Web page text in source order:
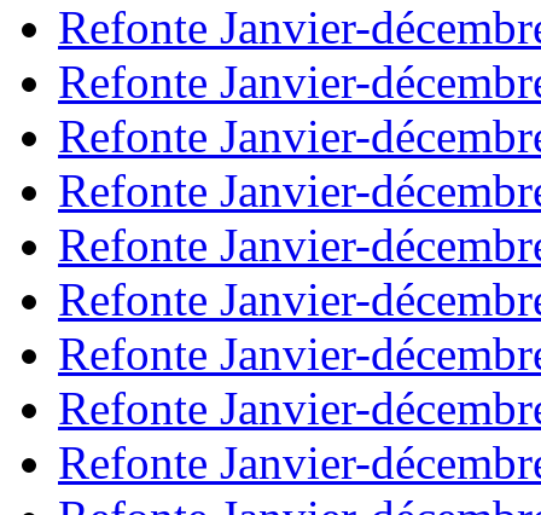
Refonte Janvier-
Refonte Janvier-
Refonte Janvier-
Refonte Janvier-
Refonte Janvier-
Refonte Janvier-
Refonte Janvier-
Refonte Janvier-
Refonte Janvier-